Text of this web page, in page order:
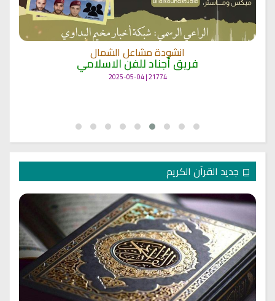
انشودة لم الشمل
أناشيد غزة
19398 | 2025-04-09
جديد القرآن الكريم